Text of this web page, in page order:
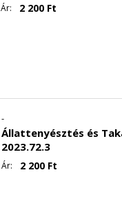
Ár: 2 200 Ft
-
Állattenyésztés és
2023.72.3
Ár: 2 200 Ft